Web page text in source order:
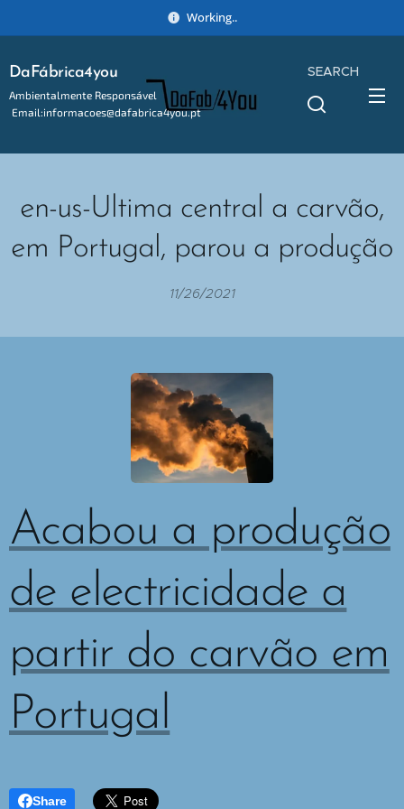
Working..
DaFábrica4you
Ambientalmente Responsável
Email:informacoes@dafabrica4you.pt
SEARCH
en-us-Ultima central a carvão,
em Portugal, parou a produção
11/26/2021
Acabou a produção
de electricidade a
partir do carvão em
Portugal
Share